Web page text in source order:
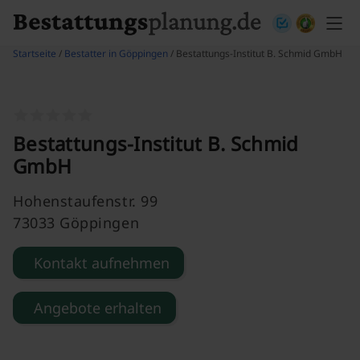
Startseite / Bestatter in Göppingen / Bestattungs-Institut B. Schmid GmbH
Bestattungs-Institut B. Schmid
GmbH
Hohenstaufenstr. 99
73033 Göppingen
Kontakt aufnehmen
Angebote erhalten